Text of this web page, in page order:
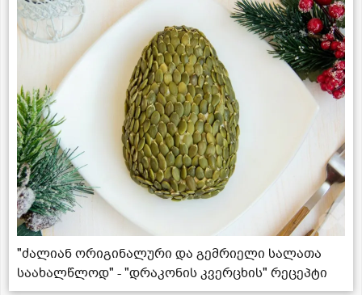
"ძალიან ორიგინალური და გემრიელი სალათა
საახალწლოდ" - "დრაკონის კვერცხის" რეცეპტი